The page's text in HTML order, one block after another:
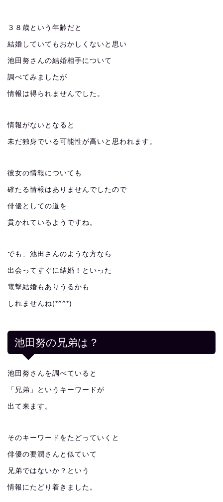
３８歳という年齢だと
結婚していてもおかしくないと思い
池田努さんの結婚相手について
調べてみましたが
情報は得られませんでした。
情報がないとなると
未だ独身でいる可能性が高いと思われます。
彼女の情報についても
確たる情報はありませんでしたので
俳優としての道を
貫かれているようですね。
でも、池田さんのような方なら
出会ってすぐに結婚！といった
電撃結婚もありうるかも
しれませんね(*^^*)
池田努の兄弟は？
池田努さんを調べていると
「兄弟」というキーワードが
出て来ます。
そのキーワードをたどっていくと
俳優の要潤さんと似ていて
兄弟ではないか？という
情報にたどり着きました。